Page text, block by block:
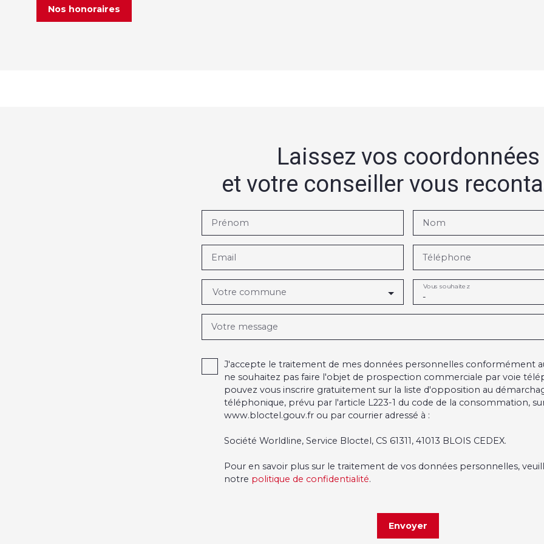
Nos honoraires
Laissez vos coordonnées
et votre conseiller vous
Prénom Nom
Email Téléphone
Votre commune -
Vous souhaitez
Votre message
J'accepte le traitement de mes données personnelles conformément
ne souhaitez pas faire l'objet de prospection commerciale par voie
pouvez vous inscrire gratuitement sur la liste d'opposition au
téléphonique, prévu par l'article L223-1 du code de la consommation,
www.bloctel.gouv.fr ou par courrier adressé à :
Société Worldline, Service Bloctel, CS 61311, 41013 BLOIS CEDEX.
Pour en savoir plus sur le traitement de vos données personnelles,
notre politique de confidentialité.
Envoyer